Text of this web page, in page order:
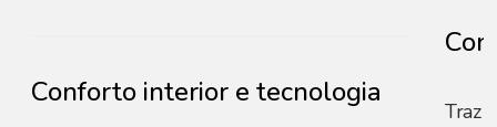
Conforto interior e tecnologia
Traz